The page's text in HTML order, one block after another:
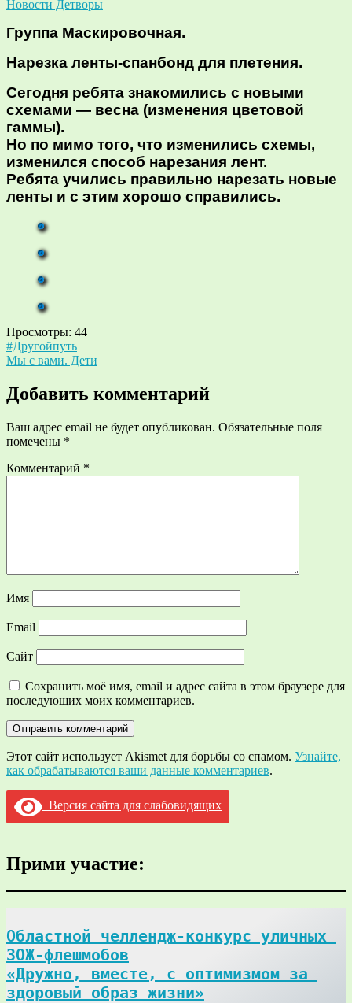
Новости Детворы
Группа Маскировочная.
Нарезка ленты-спанбонд для плетения.
Сегодня ребята знакомились с новыми
схемами — весна (изменения цветовой
гаммы).
Но по мимо того, что изменились схемы,
изменился способ нарезания лент.
Ребята учились правильно нарезать новые
ленты и с этим хорошо справились.
Просмотры: 44
Навигация
по
записям
#Другойпуть
Мы с вами. Дети
Добавить комментарий
Ваш адрес email не будет опубликован. Обязательные поля
помечены *
Комментарий *
Имя
Email
Сайт
Сохранить моё имя, email и адрес сайта в этом браузере для
последующих моих комментариев.
Этот сайт использует Akismet для борьбы со спамом. Узнайте,
как обрабатываются ваши данные комментариев.
Версия сайта для слабовидящих
Прими участие:
Областной челлендж-конкурс уличных
ЗОЖ-флешмобов
«Дружно, вместе, с оптимизмом за
здоровый образ жизни»